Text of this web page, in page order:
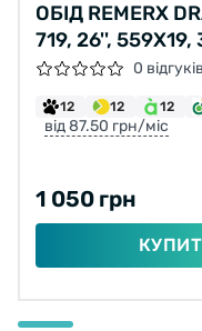
ОБІД REMERX
719, 26'', 559X19,
ПІСТ., ЧОРН.
CNC
0 відгуків
12 12 12
від 87.50 грн/міс
1 050 грн